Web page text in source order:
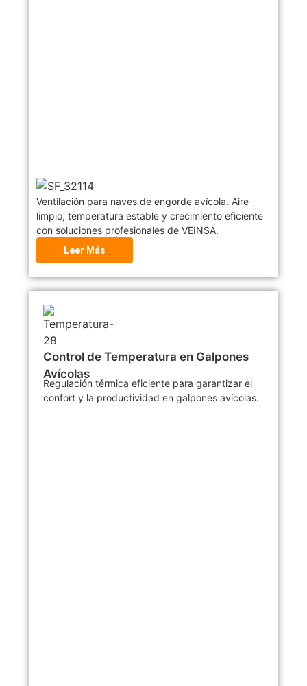
Ventilación para naves de engorde avícola. Aire
limpio, temperatura estable y crecimiento eficiente
con soluciones profesionales de VEINSA.
Leer Más
Control de Temperatura en Galpones
Avícolas
Regulación térmica eficiente para garantizar el
confort y la productividad en galpones avícolas.